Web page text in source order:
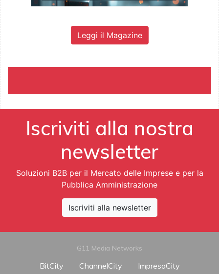
Leggi il Magazine
Iscriviti alla nostra
newsletter
Soluzioni B2B per il Mercato delle Imprese e per la
Pubblica Amministrazione
Iscriviti alla newsletter
G11 Media Networks
BitCity ChannelCity
ImpresaCity